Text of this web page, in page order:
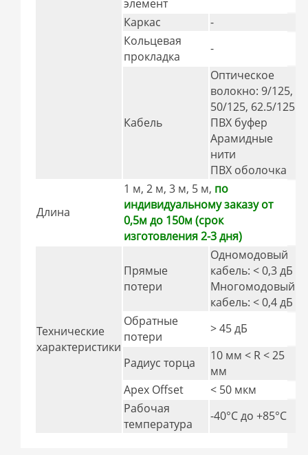
элемент
Каркас
-
Кольцевая
прокладка
-
Кабель
Оптическое
волокно: 9/125,
50/125, 62.5/125
ПВХ буфер
Арамидные
нити
ПВХ оболочка
Длина
1 м, 2 м, 3 м, 5 м, по
индивидуальному заказу от
0,5м до 150м (срок
изготовления 2-3 дня)
Технические
характеристики
Прямые
потери
Одномодовый
кабель: < 0,3 дБ
Многомодовый
кабель: < 0,4 дБ
Обратные
потери
> 45 дБ
Радиус торца
10 мм < R < 25
мм
Apex Offset
< 50 мкм
Рабочая
температура
-40°C дo +85°C